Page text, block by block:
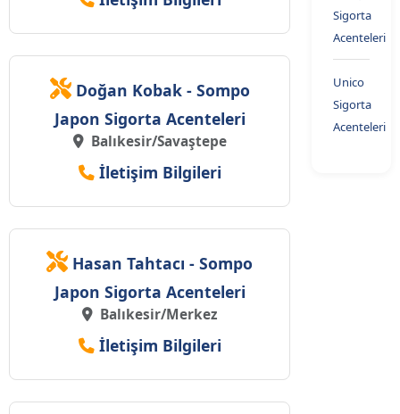
Doğan Kobak - Sompo
Japon Sigorta Acenteleri
Balıkesir/Savaştepe
İletişim Bilgileri
Hasan Tahtacı - Sompo
Japon Sigorta Acenteleri
Balıkesir/Merkez
İletişim Bilgileri
Sigorta
Acenteleri
Unico
Sigorta
Acenteleri